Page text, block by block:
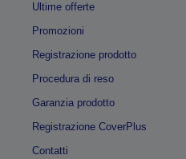
Ultime offerte
Promozioni
Registrazione prodotto
Procedura di reso
Garanzia prodotto
Registrazione CoverPlus
Contatti